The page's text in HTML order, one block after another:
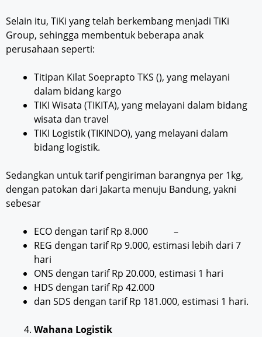
Selain itu, TiKi yang telah berkembang menjadi TiKi
Group, sehingga membentuk beberapa anak
perusahaan seperti:
Titipan Kilat Soeprapto TKS (), yang melayani
dalam bidang kargo
TIKI Wisata (TIKITA), yang melayani dalam bidang
wisata dan travel
TIKI Logistik (TIKINDO), yang melayani dalam
bidang logistik.
Sedangkan untuk tarif pengiriman barangnya per 1kg,
dengan patokan dari Jakarta menuju Bandung, yakni
sebesar
ECO dengan tarif Rp 8.000 –
REG dengan tarif Rp 9.000, estimasi lebih dari 7
hari
ONS dengan tarif Rp 20.000, estimasi 1 hari
HDS dengan tarif Rp 42.000
dan SDS dengan tarif Rp 181.000, estimasi 1 hari.
Wahana Logistik